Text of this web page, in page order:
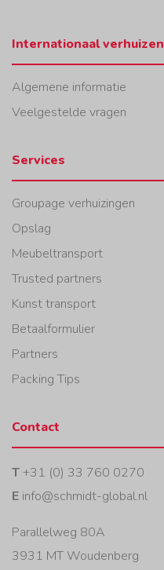
Internationaal verhuizen
Algemene informatie
Veelgestelde vragen
Services
Groupage verhuizingen
Opslag
Meubeltransport
Trusted partners
Kunst transport
Betaalformulier
Partners
Packing Tips
Contact
T+31 (0) 33 760 0270
E info@schmidt-global.nl
Parallelweg 80A
3931 MT Woudenberg